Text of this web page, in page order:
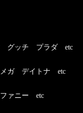
グッチ プラダ etc
ガ デイトナ etc
ァニー etc